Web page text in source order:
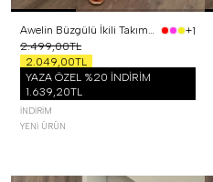
Awelin Büzgülü İkili Takım Pembe
+1
2.499,00TL
2.049,00TL
YAZA ÖZEL %20 İNDİRİM
1.639,20TL
İNDIRIM
YENI ÜRÜN